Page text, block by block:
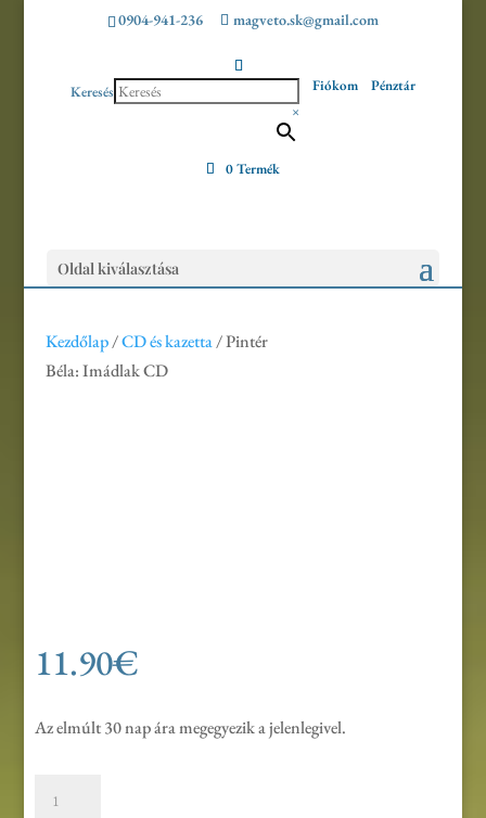
0904-941-236 magveto.sk@gmail.com
Keresés
×
Fiókom Pénztár
0 Termék
Oldal kiválasztása
Kezdőlap/CD és kazetta/ Pintér
Béla: Imádlak CD
11.90€
Az elmúlt 30 nap ára megegyezik a jelenlegivel.